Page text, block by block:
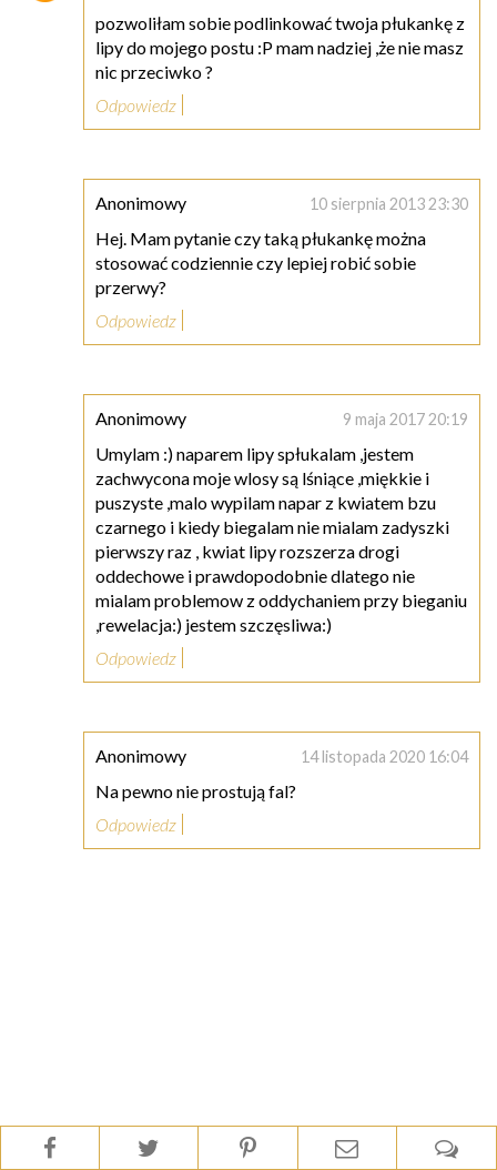
pozwoliłam sobie podlinkować twoja płukankę z
lipy do mojego postu :P mam nadziej ,że nie masz
nic przeciwko ?
Odpowiedz
Anonimowy 10 sierpnia 2013 23:30
Hej. Mam pytanie czy taką płukankę można
stosować codziennie czy lepiej robić sobie
przerwy?
Odpowiedz
Anonimowy 9 maja 2017 20:19
Umylam :) naparem lipy spłukalam ,jestem
zachwycona moje wlosy są lśniące ,miękkie i
puszyste ,malo wypilam napar z kwiatem bzu
czarnego i kiedy biegalam nie mialam zadyszki
pierwszy raz , kwiat lipy rozszerza drogi
oddechowe i prawdopodobnie dlatego nie
mialam problemow z oddychaniem przy bieganiu
,rewelacja:) jestem szczęsliwa:)
Odpowiedz
Anonimowy 14 listopada 2020 16:04
Na pewno nie prostują fal?
Odpowiedz